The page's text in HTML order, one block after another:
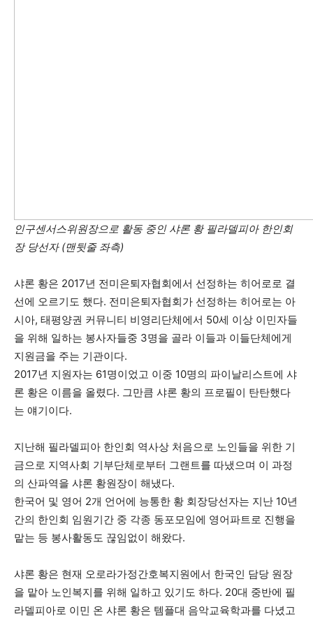
인구센서스위원장으로 활동 중인 샤론 황 필라델피아 한인회
장 당선자 (맨뒷줄 좌측)
샤론 황은 2017년 전미은퇴자협회에서 선정하는 히어로로 결
선에 오르기도 했다. 전미은퇴자협회가 선정하는 히어로는 아
시아, 태평양권 커뮤니티 비영리단체에서 50세 이상 이민자들
을 위해 일하는 봉사자들중 3명을 골라 이들과 이들단체에게
지원금을 주는 기관이다.
2017년 지원자는 61명이었고 이중 10명의 파이날리스트에 샤
론 황은 이름을 올렸다. 그만큼 샤론 황의 프로필이 탄탄했다
는 얘기이다.
지난해 필라델피아 한인회 역사상 처음으로 노인들을 위한 기
금으로 지역사회 기부단체로부터 그랜트를 따냈으며 이 과정
의 산파역을 샤론 황원장이 해냈다.
한국어 및 영어 2개 언어에 능통한 황 회장당선자는 지난 10년
간의 한인회 임원기간 중 각종 동포모임에 영어파트로 진행을
맡는 등 봉사활동도 끊임없이 해왔다.
샤론 황은 현재 오로라가정간호복지원에서 한국인 담당 원장
을 맡아 노인복지를 위해 일하고 있기도 하다. 20대 중반에 필
라델피아로 이민 온 샤론 황은 템플대 음악교육학과를 다녔고